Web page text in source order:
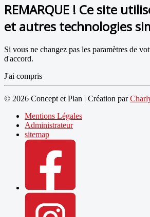
REMARQUE ! Ce site
et autres technologies
Si vous ne changez pas les paramètres de
d'accord.
J'ai compris
© 2026 Concept et Plan | Création par
Mentions Légales
Administrateur
sitemap